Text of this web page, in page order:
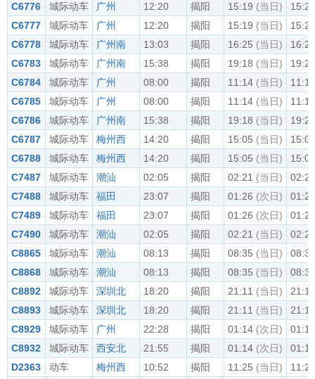
C6776
城际动车 广州 12:20 揭阳 15:19 (当日)
15:21
C6777
城际动车 广州 12:20 揭阳 15:19 (当日)
15:21
C6778
城际动车 广州南 13:03 揭阳 16:25 (当日)
16:27
C6783
城际动车 广州南 15:38 揭阳 19:18 (当日)
19:20
C6784
城际动车 广州 08:00 揭阳 11:14 (当日)
11:16
C6785
城际动车 广州 08:00 揭阳 11:14 (当日)
11:16
C6786
城际动车 广州南 15:38 揭阳 19:18 (当日)
19:20
C6787
城际动车 梅州西 14:20 揭阳 15:05 (当日)
15:07
C6788
城际动车 梅州西 14:20 揭阳 15:05 (当日)
15:07
C7487
城际动车 潮汕 02:05 揭阳 02:21 (当日)
02:23
C7488
城际动车 福田 23:07 揭阳 01:26 (次日)
01:28
C7489
城际动车 福田 23:07 揭阳 01:26 (次日)
01:28
C7490
城际动车 潮汕 02:05 揭阳 02:21 (当日)
02:23
C8865
城际动车 潮汕 08:13 揭阳 08:35 (当日)
08:37
C8868
城际动车 潮汕 08:13 揭阳 08:35 (当日)
08:37
C8892
城际动车 深圳北 18:20 揭阳 21:11 (当日)
21:13
C8893
城际动车 深圳北 18:20 揭阳 21:11 (当日)
21:13
C8929
城际动车 广州 22:28 揭阳 01:14 (次日)
01:16
C8932
城际动车 西安北 21:55 揭阳 01:14 (次日)
01:16
D2363
动车 梅州西 10:52 揭阳 11:25 (当日)
11:27